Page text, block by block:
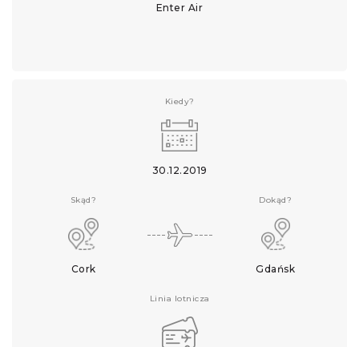
Enter Air
Kiedy?
30.12.2019
Skąd?
Cork
Dokąd?
Gdańsk
Linia lotnicza